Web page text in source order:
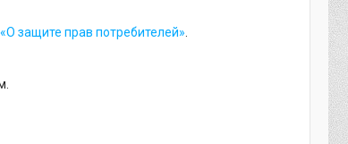
«О защите прав потребителей»